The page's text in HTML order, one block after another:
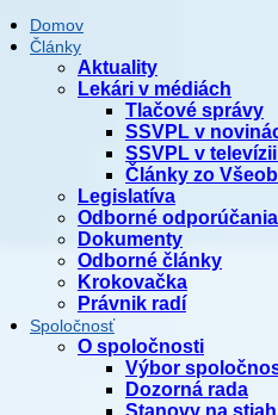
Domov
Články
Aktuality
Lekári v médiách
Tlačové správy
SSVPL v
SSVPL v
Články zo
Legislatíva
Odborné odporúčania
Dokumenty
Odborné články
Krokovačka
Právnik radí
Spoločnosť
O spoločnosti
Výbor
Dozorná rada
Stanovy na